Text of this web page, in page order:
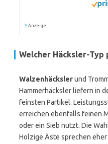
* Anzeige
Welcher Häcksler-
Walzenhäckslerund
Hammerhäcksler liefern in
feinsten Partikel.
erreichen ebenfalls feinen
oder ein Sieb nutzt. Die
Holzige Äste sprechen